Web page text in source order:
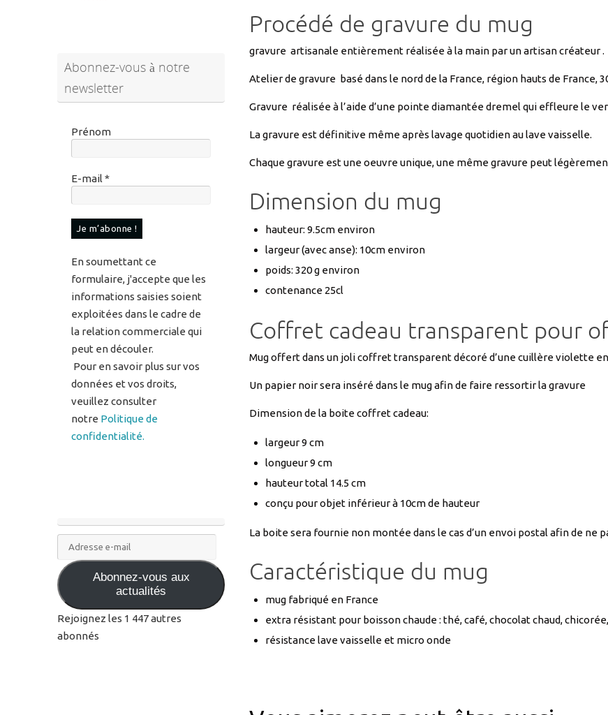
Procédé de gravure du mug
gravure artisanale entièrement réalisée à la main par un artisan créateur .
Atelier de gravure basé dans le nord de la France, région hauts de
Gravure réalisée à l’aide d’une pointe diamantée dremel qui effleure le
La gravure est définitive même après lavage quotidien au lave vaisselle.
Chaque gravure est une oeuvre unique, une même gravure peut
Dimension du mug
hauteur: 9.5cm environ
largeur (avec anse): 10cm environ
poids: 320 g environ
contenance 25cl
Coffret cadeau transparent pour
Mug offert dans un joli coffret transparent décoré d’une cuillère violette
Un papier noir sera inséré dans le mug afin de faire ressortir la gravure
Dimension de la boite coffret cadeau:
largeur 9 cm
longueur 9 cm
hauteur total 14.5 cm
conçu pour objet inférieur à 10cm de hauteur
La boite sera fournie non montée dans le cas d’un envoi postal afin de ne
Caractéristique du mug
mug fabriqué en France
extra résistant pour boisson chaude : thé, café, chocolat chaud,
résistance lave vaisselle et micro onde
Abonnez-vous à notre
newsletter
Prénom
E-mail *
En soumettant ce
formulaire, j'accepte que les
informations saisies soient
exploitées dans le cadre de
la relation commerciale qui
peut en découler.
Pour en savoir plus sur vos
données et vos droits,
veuillez consulter
notre Politique de
confidentialité.
Adresse
e-
mail
Abonnez-vous aux
actualités
Rejoignez les 1 447 autres
abonnés